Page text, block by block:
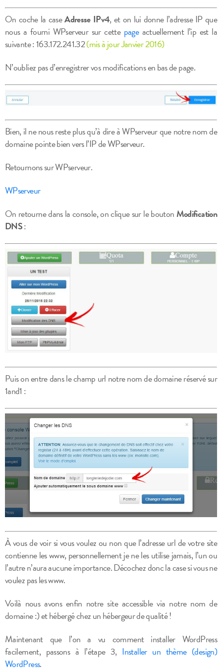
On coche la caseAdresse IPv4, et on lui donne l’adresse IP que
nous a fourni WPserveur sur cette pageactuellement l’ip est la
suivante : 163.172.241.32(mis à jour Janvier 2016)
N’oubliez pas d’enregistrer vos modifications en bas de page.
Bien, il ne nous reste plus qu’à dire à WPserveur que notre nom de
domaine pointe bien vers l’IP de WPserveur.
Retournons sur WPserveur.
WPserveur
On retourne dans la console, on clique sur le bouton Modification
DNS:
Puis on entre dans le champ url notre nom de domaine réservé sur
1and1 :
À vous de voir si vous voulez ou non que l’adresse url de votre site
contienne les www, personnellement je ne les utilise jamais, l’un ou
l’autre n’aura aucune importance. Décochez donc la case si vous ne
voulez pas les www.
Voilà nous avons enfin notre site accessible via notre nom de
domaine :) et hébergé chez un hébergeur de qualité !
Maintenant que l’on a vu comment installer WordPress
facilement, passons à l’étape 3, Installer un thème (design)
WordPress.